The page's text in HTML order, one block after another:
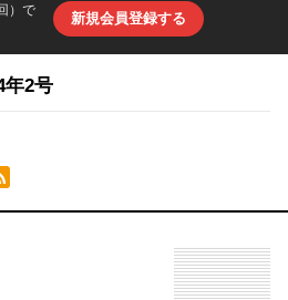
）で
新規会員登録する
年2号
ード